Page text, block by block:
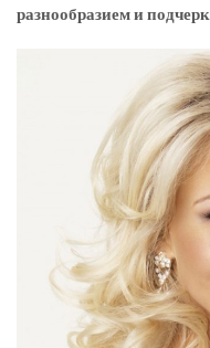
разнообразием и